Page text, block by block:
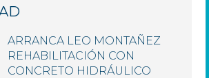
ARRANCA LEO MONTAÑEZ
REHABILITACIÓN CON
CONCRETO HIDRÁULICO